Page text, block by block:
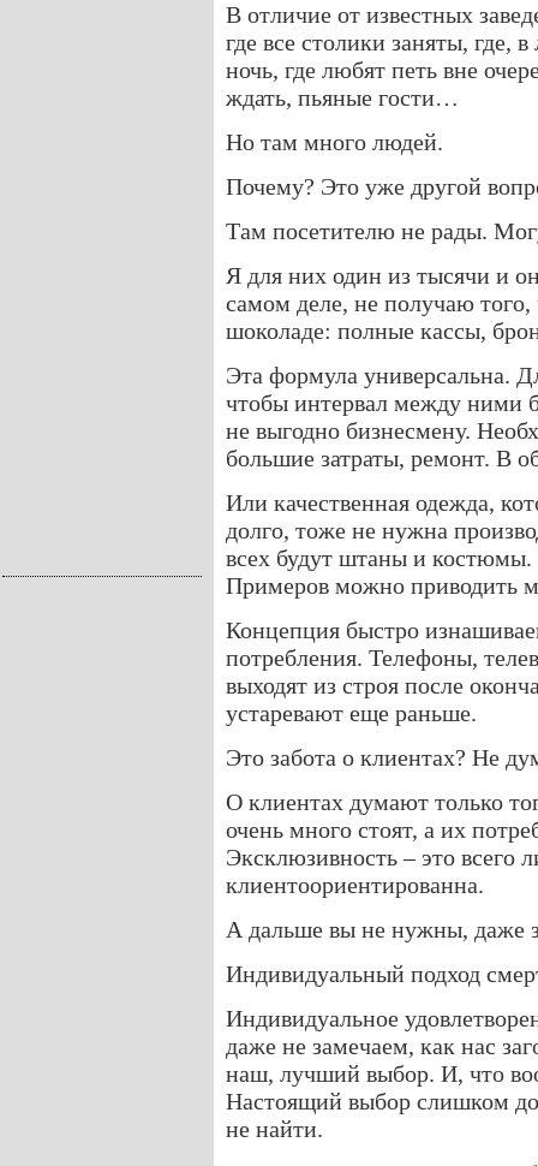
В отличие от известных
где все столики заняты, где,
ночь, где любят петь вне
ждать, пьяные гости…
Но там много людей.
Почему? Это уже другой
Там посетителю не рады.
Я для них один из тысячи и
самом деле, не получаю того,
шоколаде: полные кассы,
Эта формула универсальна.
чтобы интервал между ними
не выгодно бизнесмену.
большие затраты, ремонт. В
Или качественная одежда,
долго, тоже не нужна
всех будут штаны и костюмы.
Примеров можно приводить
Концепция быстро
потребления. Телефоны,
выходят из строя после
устаревают еще раньше.
Это забота о клиентах? Не
О клиентах думают только
очень много стоят, а их
Эксклюзивность – это всего
клиентоориентированна.
А дальше вы не нужны, даже
Индивидуальный подход
Индивидуальное
даже не замечаем, как нас
наш, лучший выбор. И, что
Настоящий выбор слишком
не найти.